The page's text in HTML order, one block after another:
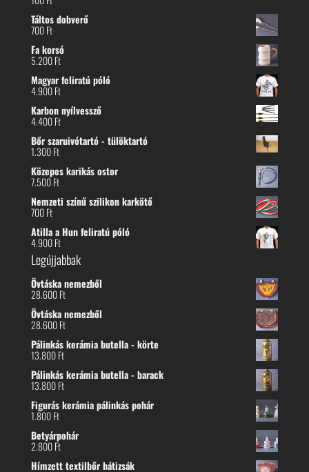
Táltos dobverő
700Ft
Fa korsó
5.200Ft
Magyar feliratú póló
4.900Ft
Karbon nyílvessző
4.400Ft
Bőr szaruivótartó - tülöktartó
1.300Ft
Közepes karikás ostor
7.500Ft
Nemzeti színű szilikon karkötő
700Ft
Atilla a Hun feliratú póló
4.900Ft
Legújjabbak
Övtáska nemezből
28.600Ft
Övtáska nemezből
28.600Ft
Pálinkás kerámia butella - körte
13.800Ft
Pálinkás kerámia butella - barack
13.800Ft
Figurás kerámia pálinkás pohár
1.800Ft
Betyárpohár
2.800Ft
Hímzett textilbőr hátizsák